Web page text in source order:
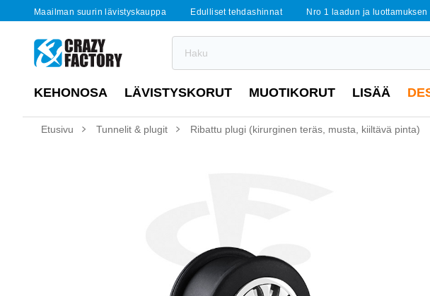
Maailman suurin lävistyskauppa Edulliset tehdashinnat Nro 1 laadun ja luottamuksen
KEHONOSA LÄVISTYSKORUT MUOTIKORUT LISÄÄ
Etusivu Tunnelit & plugit Ribattu plugi (kirurginen teräs, musta, kiiltävä pinta)